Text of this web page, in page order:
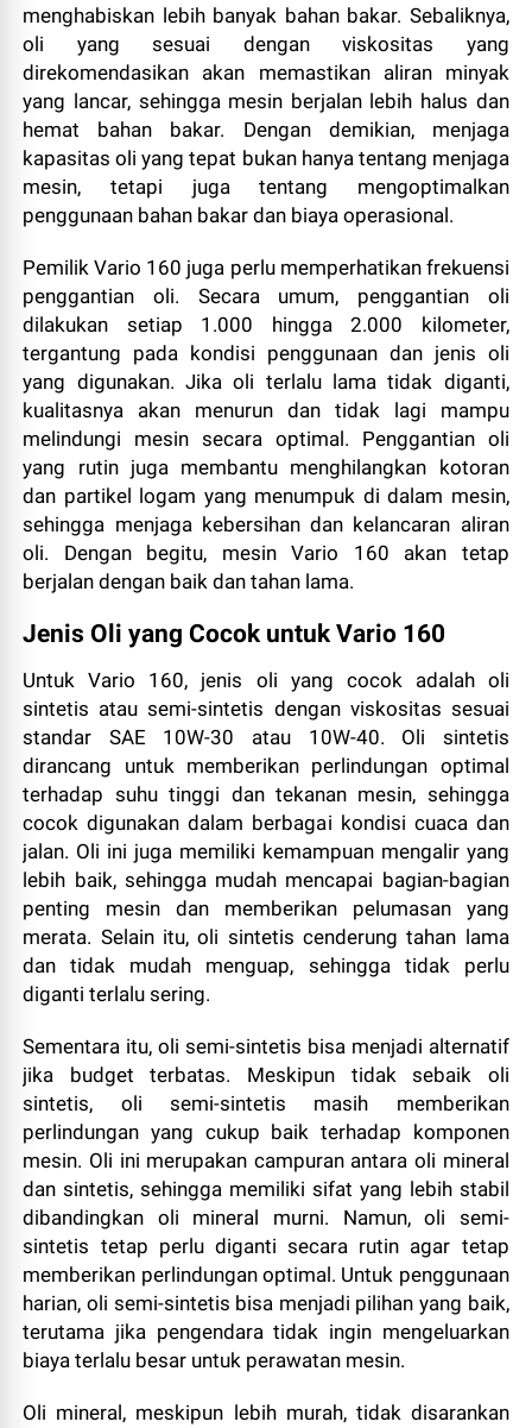
menghabiskan lebih banyak bahan bakar. Sebaliknya,
oli yang sesuai dengan viskositas yang
direkomendasikan akan memastikan aliran minyak
yang lancar, sehingga mesin berjalan lebih halus dan
hemat bahan bakar. Dengan demikian, menjaga
kapasitas oli yang tepat bukan hanya tentang menjaga
mesin, tetapi juga tentang mengoptimalkan
penggunaan bahan bakar dan biaya operasional.
Pemilik Vario 160 juga perlu memperhatikan frekuensi
penggantian oli. Secara umum, penggantian oli
dilakukan setiap 1.000 hingga 2.000 kilometer,
tergantung pada kondisi penggunaan dan jenis oli
yang digunakan. Jika oli terlalu lama tidak diganti,
kualitasnya akan menurun dan tidak lagi mampu
melindungi mesin secara optimal. Penggantian oli
yang rutin juga membantu menghilangkan kotoran
dan partikel logam yang menumpuk di dalam mesin,
sehingga menjaga kebersihan dan kelancaran aliran
oli. Dengan begitu, mesin Vario 160 akan tetap
berjalan dengan baik dan tahan lama.
Jenis Oli yang Cocok untuk Vario 160
Untuk Vario 160, jenis oli yang cocok adalah oli
sintetis atau semi-sintetis dengan viskositas sesuai
standar SAE 10W-30 atau 10W-40. Oli sintetis
dirancang untuk memberikan perlindungan optimal
terhadap suhu tinggi dan tekanan mesin, sehingga
cocok digunakan dalam berbagai kondisi cuaca dan
jalan. Oli ini juga memiliki kemampuan mengalir yang
lebih baik, sehingga mudah mencapai bagian-bagian
penting mesin dan memberikan pelumasan yang
merata. Selain itu, oli sintetis cenderung tahan lama
dan tidak mudah menguap, sehingga tidak perlu
diganti terlalu sering.
Sementara itu, oli semi-sintetis bisa menjadi alternatif
jika budget terbatas. Meskipun tidak sebaik oli
sintetis, oli semi-sintetis masih memberikan
perlindungan yang cukup baik terhadap komponen
mesin. Oli ini merupakan campuran antara oli mineral
dan sintetis, sehingga memiliki sifat yang lebih stabil
dibandingkan oli mineral murni. Namun, oli semi-
sintetis tetap perlu diganti secara rutin agar tetap
memberikan perlindungan optimal. Untuk penggunaan
harian, oli semi-sintetis bisa menjadi pilihan yang baik,
terutama jika pengendara tidak ingin mengeluarkan
biaya terlalu besar untuk perawatan mesin.
Oli mineral, meskipun lebih murah, tidak disarankan